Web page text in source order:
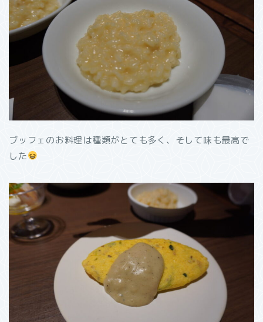
ブッフェのお料理は種類がとても多く、そして味も最高で
した